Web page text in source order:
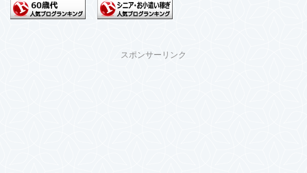
スポンサーリンク